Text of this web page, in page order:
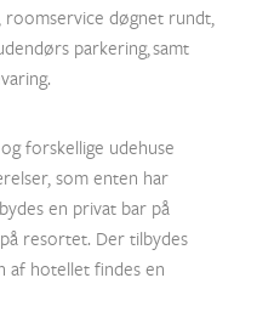
roomservice døgnet rundt,
parkering, samt
forskellige udehuse
som enten har
en privat bar på
resortet. Der tilbydes
af hotellet findes en